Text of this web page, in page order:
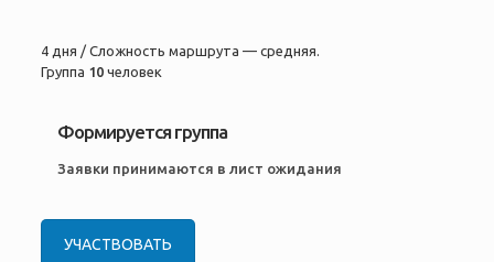
4 дня / Сложность маршрута — средняя.
Группа 10человек
Формируется группа
Заявки принимаются в лист ожидания
УЧАСТВОВАТЬ